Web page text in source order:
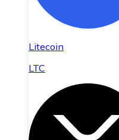
Litecoin
LTC